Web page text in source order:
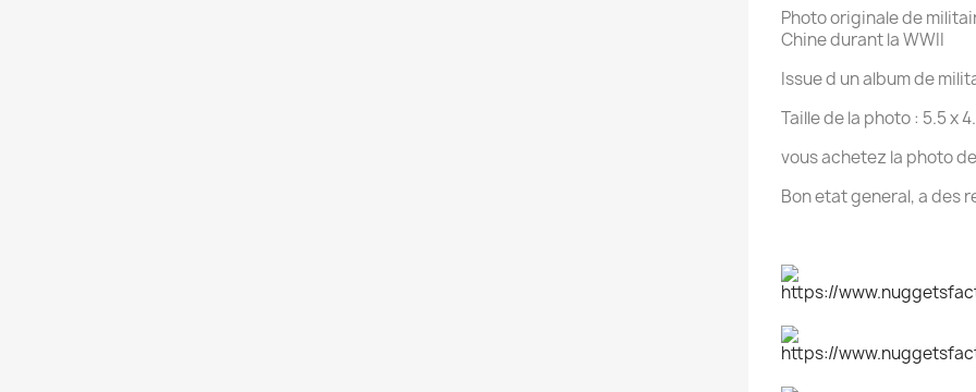
Photo originale de
Chine durant la WWII
Issue d un album de
Taille de la photo : 5.5 x
vous achetez la photo
Bon etat general, a des